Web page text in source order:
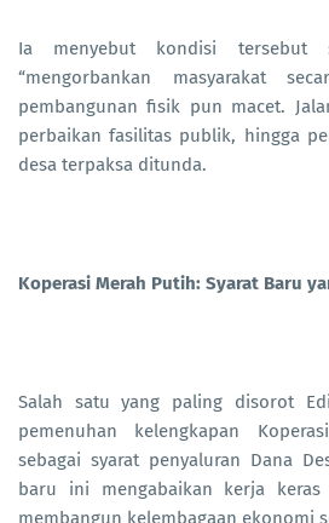
Ia menyebut kondisi tersebut
“mengorbankan masyarakat
pembangunan fisik pun macet.
perbaikan fasilitas publik, hingga
desa terpaksa ditunda.
Koperasi Merah Putih: Syarat Baru
Salah satu yang paling disorot
pemenuhan kelengkapan
sebagai syarat penyaluran Dana
baru ini mengabaikan kerja
membangun kelembagaan ekonomi